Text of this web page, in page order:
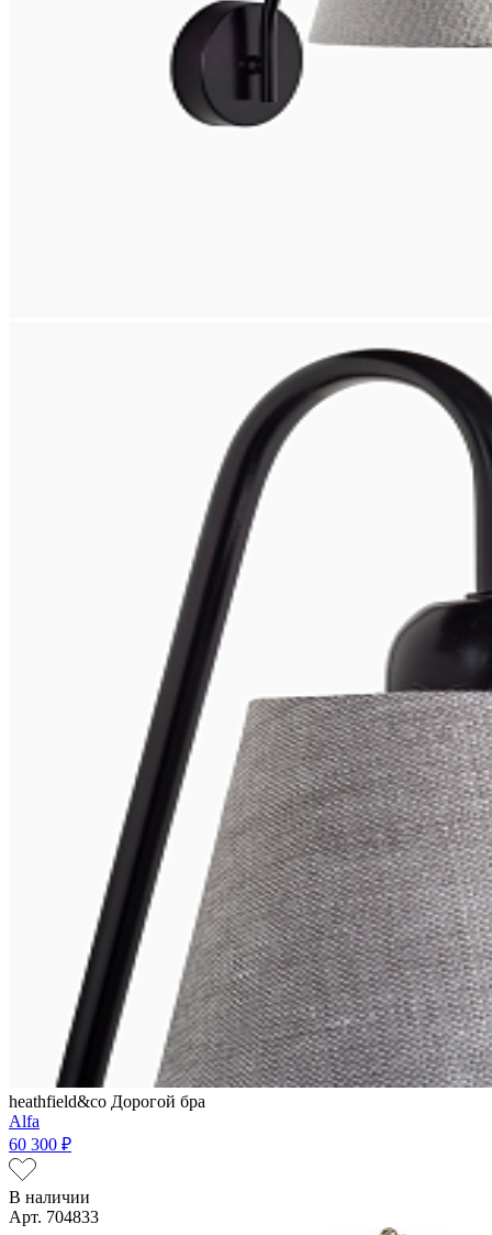
heathfield&co Дорогой бра
Alfa
60 300 ₽
В наличии
Арт. 704833